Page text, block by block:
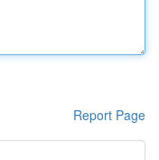
Report Page